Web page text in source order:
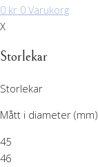
0 kr 0 Varukorg
X
Storlekar
Storlekar
Mått i diameter (mm)
45
46